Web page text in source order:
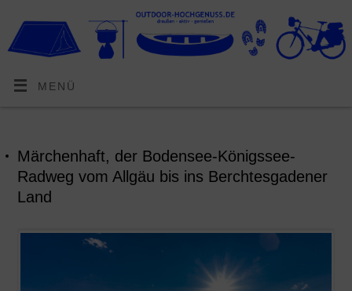
MENÜ
Märchenhaft, der Bodensee-Königssee-
Radweg vom Allgäu bis ins Berchtesgadener
Land